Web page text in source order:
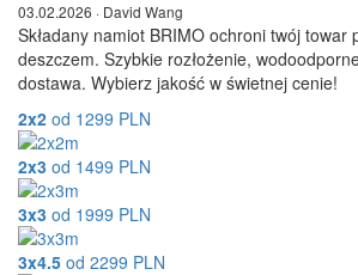
03.02.2026 · David Wang
Składany namiot BRIMO ochroni twój towar
deszczem. Szybkie rozłożenie,
dostawa. Wybierz jakość w świetnej cenie!
2x2 od 1299 PLN
2x3 od 1499 PLN
3x3 od 1999 PLN
3x4.5 od 2299 PLN